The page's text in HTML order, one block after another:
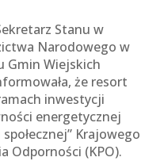
Stanu w
Narodowego w
Gmin Wiejskich
że resort
inwestycji
energetycznej
Krajowego
Odporności (KPO).